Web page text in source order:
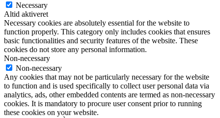
Necessary
Altid aktiveret
Necessary cookies are absolutely essential for the website to
function properly. This category only includes cookies that ensures
basic functionalities and security features of the website. These
cookies do not store any personal information.
Non-necessary
Non-necessary
Any cookies that may not be particularly necessary for the website
to function and is used specifically to collect user personal data via
analytics, ads, other embedded contents are termed as non-necessary
cookies. It is mandatory to procure user consent prior to running
these cookies on your website.